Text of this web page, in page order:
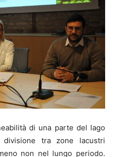
di una parte del lago
tra zone lacustri
non nel lungo periodo.